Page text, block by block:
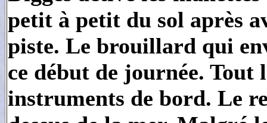
petit à petit du sol après
piste. Le brouillard qui
ce début de journée. Tout
instruments de bord. Le